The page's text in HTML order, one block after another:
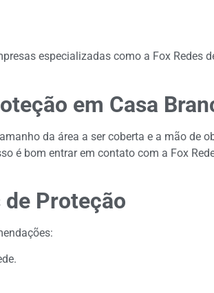
especializadas como a Fox Redes
em Casa
da área a ser coberta e a mão de
é bom entrar em contato com a Fox
de Proteção